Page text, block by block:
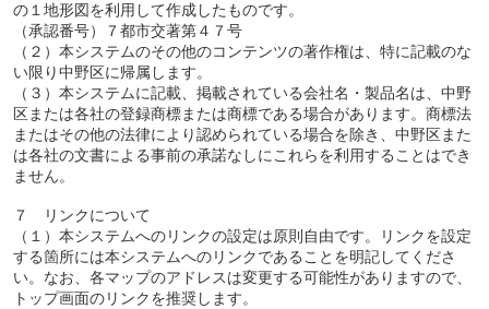
の１地形図を利用して作成したものです。
（承認番号）７都市交著第４７号
（２）本システムのその他のコンテンツの著作権は、特に記載のな
い限り中野区に帰属します。
（３）本システムに記載、掲載されている会社名・製品名は、中野
区または各社の登録商標または商標である場合があります。商標法
またはその他の法律により認められている場合を除き、中野区また
は各社の文書による事前の承諾なしにこれらを利用することはでき
ません。
７ リンクについて
（１）本システムへのリンクの設定は原則自由です。リンクを設定
する箇所には本システムへのリンクであることを明記してくださ
い。なお、各マップのアドレスは変更する可能性がありますので、
トップ画面のリンクを推奨します。